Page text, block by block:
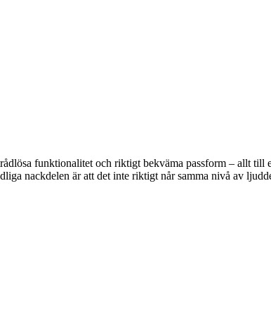
funktionalitet och riktigt bekväma passform – allt
nackdelen är att det inte riktigt når samma nivå av